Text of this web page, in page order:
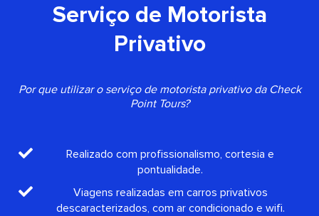
Serviço de Motorista
Privativo
Por que utilizar o serviço de motorista privativo da Check
Point Tours?
Realizado com profissionalismo, cortesia e
pontualidade.
Viagens realizadas em carros privativos
descaracterizados, com ar condicionado e wifi.